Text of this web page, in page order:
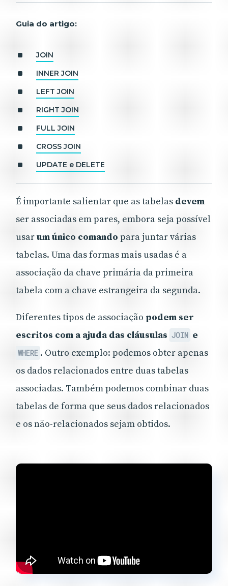
Guia do artigo:
JOIN
INNER JOIN
LEFT JOIN
RIGHT JOIN
FULL JOIN
CROSS JOIN
UPDATE e DELETE
É importante salientar que as tabelas devem
ser associadas em pares, embora seja possível
usarum único comando para juntar várias
tabelas. Uma das formas mais usadas é a
associação da chave primária da primeira
tabela com a chave estrangeira da segunda.
Diferentes tipos de associação podem ser
escritos com a ajuda das cláusulas JOIN e
WHERE . Outro exemplo: podemos obter apenas
os dados relacionados entre duas tabelas
associadas. Também podemos combinar duas
tabelas de forma que seus dados relacionados
e os não-relacionados sejam obtidos.